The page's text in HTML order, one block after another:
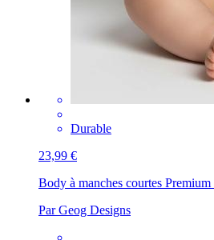
Durable
23,99 €
Body à manches courtes Premium
Par Geog Designs